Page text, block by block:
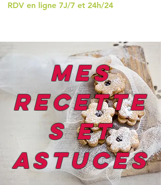
RDV en ligne 7J/7 et 24h/24
mes
recette
s et
astuces